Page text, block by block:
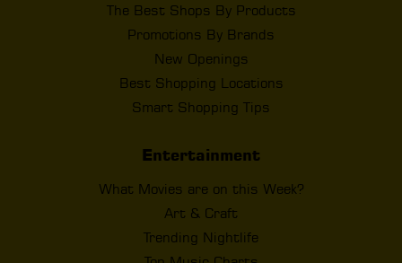
The Best Shops By Products
Promotions By Brands
New Openings
Best Shopping Locations
Smart Shopping Tips
Entertainment
What Movies are on this Week?
Art & Craft
Trending Nightlife